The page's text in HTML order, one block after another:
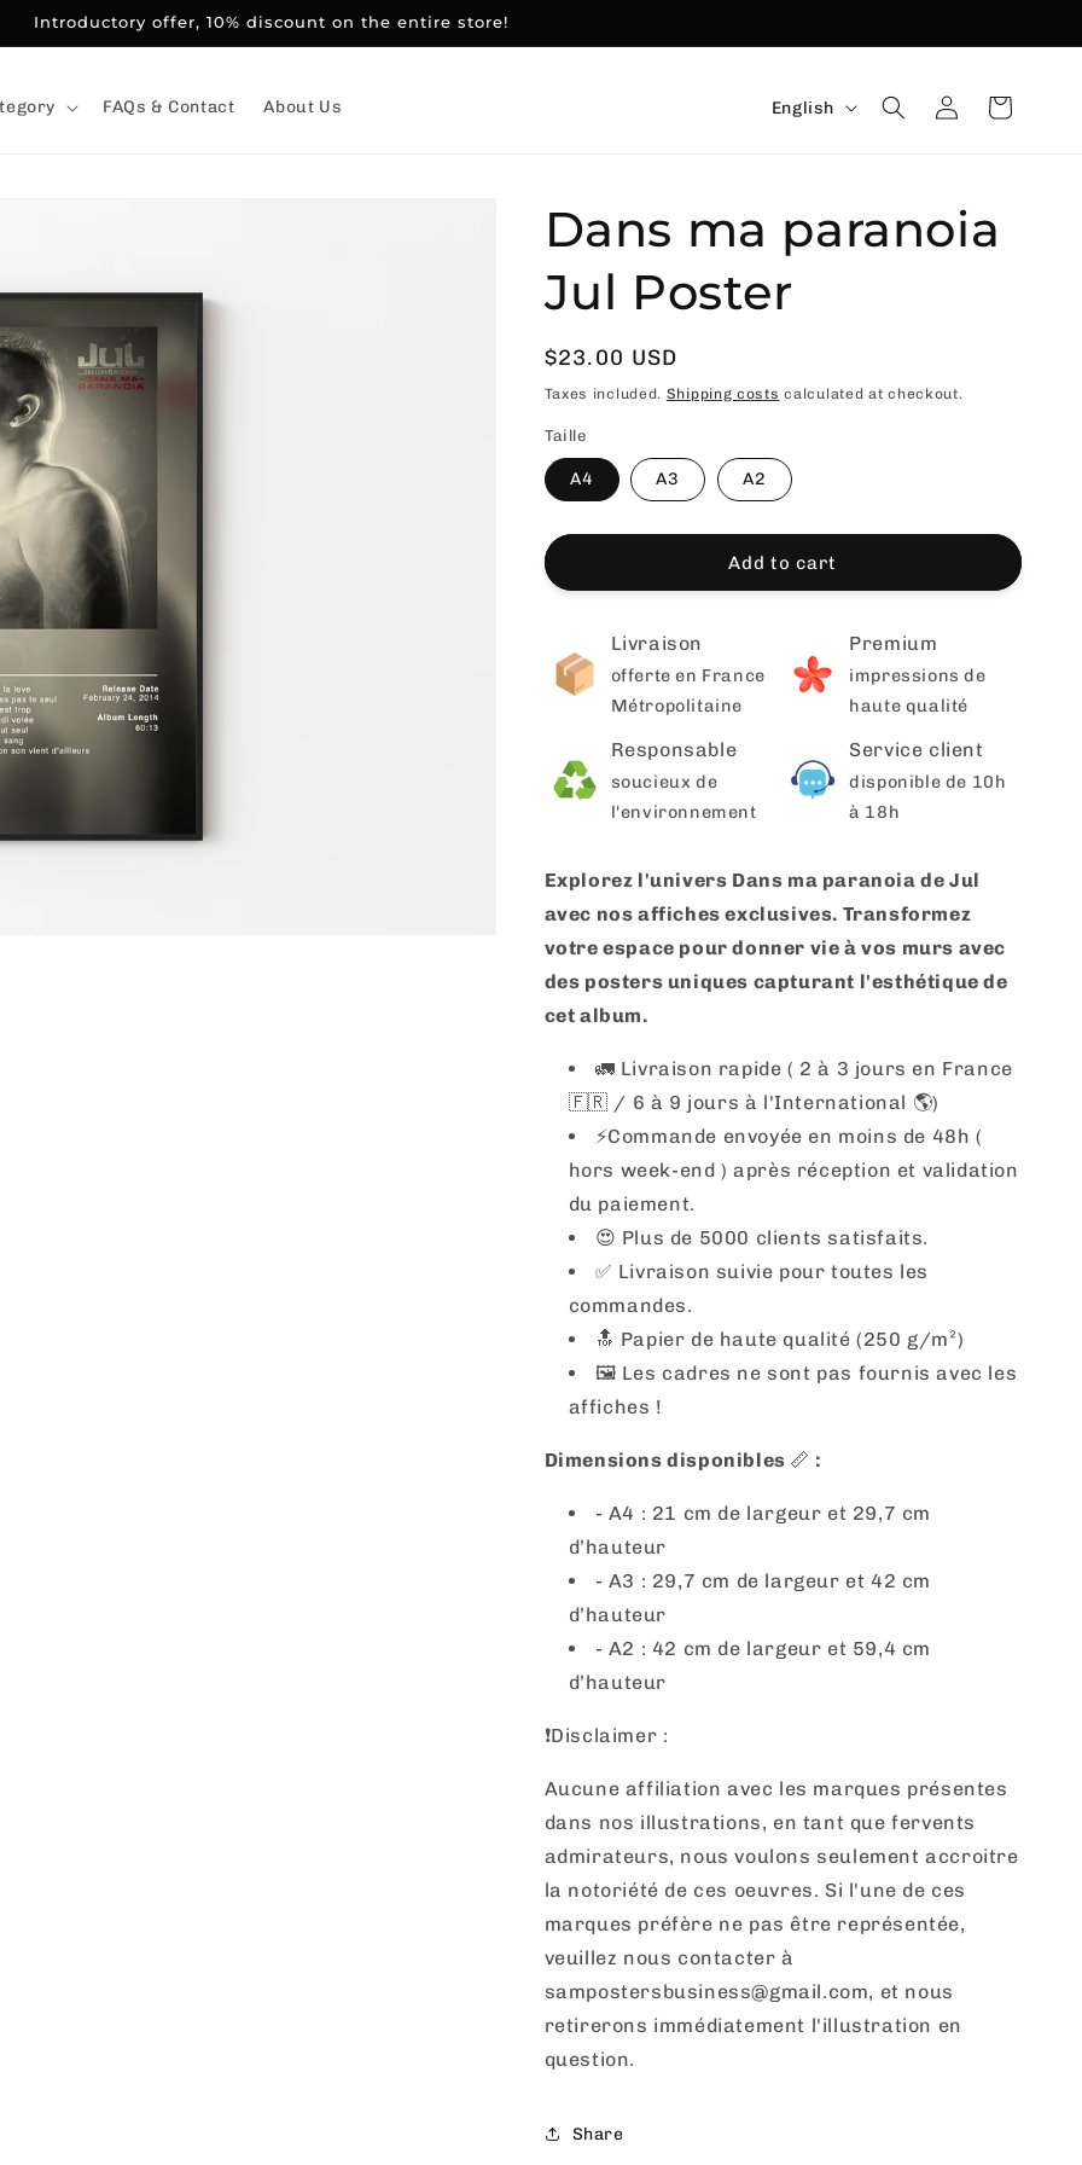
Introductory offer, 10% discount on the entire store!
FAQs & Contact About Us Language
English ConnexionBasket
Dans ma paranoia
Jul Poster
Usual
price
$23.00 USD
Taxes included. Shipping costs calculated at checkout.
Taille
A4 A3 A2
Add to cart
Livraison
offerte en France
Métropolitaine
Premium
impressions de
haute qualité
Responsable
soucieux de
l'environnement
Service client
disponible de 10h
à 18h
Explorez l'univers Dans ma paranoia de Jul
avec nos affiches exclusives. Transformez
votre espace pour donner vie à vos murs avec
des posters uniques capturant l'esthétique de
cet album.
🚛 Livraison rapide ( 2 à 3 jours en France
🇫🇷 / 6 à 9 jours à l'International 🌎)
⚡️Commande envoyée en moins de 48h (
hors week-end ) après réception et validation
du paiement.
😍 Plus de 5000 clients satisfaits.
✅ Livraison suivie pour toutes les
commandes.
🔝 Papier de haute qualité (250 g/m²)
🖼 Les cadres ne sont pas fournis avec les
affiches !
Dimensions disponibles 📏 :
- A4 : 21 cm de largeur et 29,7 cm
d’hauteur
- A3 : 29,7 cm de largeur et 42 cm
d’hauteur
- A2 : 42 cm de largeur et 59,4 cm
d’hauteur
❗️Disclaimer :
Aucune affiliation avec les marques présentes
dans nos illustrations, en tant que fervents
admirateurs, nous voulons seulement accroitre
la notoriété de ces oeuvres. Si l'une de ces
marques préfère ne pas être représentée,
veuillez nous contacter à
sampostersbusiness@gmail.com, et nous
retirerons immédiatement l'illustration en
question.
Share